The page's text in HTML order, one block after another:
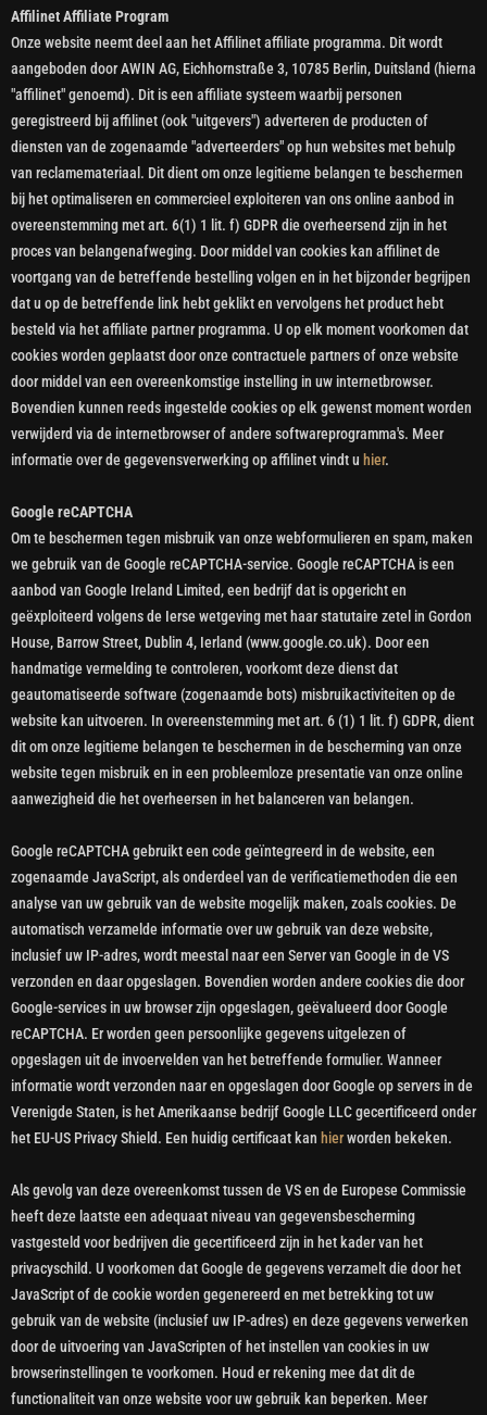
Affilinet Affiliate Program
Onze website neemt deel aan het Affilinet affiliate programma. Dit wordt
aangeboden door AWIN AG, Eichhornstraße 3, 10785 Berlin, Duitsland (hierna
"affilinet" genoemd). Dit is een affiliate systeem waarbij personen
geregistreerd bij affilinet (ook "uitgevers") adverteren de producten of
diensten van de zogenaamde "adverteerders" op hun websites met behulp
van reclamemateriaal. Dit dient om onze legitieme belangen te beschermen
bij het optimaliseren en commercieel exploiteren van ons online aanbod in
overeenstemming met art. 6(1) 1 lit. f) GDPR die overheersend zijn in het
proces van belangenafweging. Door middel van cookies kan affilinet de
voortgang van de betreffende bestelling volgen en in het bijzonder begrijpen
dat u op de betreffende link hebt geklikt en vervolgens het product hebt
besteld via het affiliate partner programma. U op elk moment voorkomen dat
cookies worden geplaatst door onze contractuele partners of onze website
door middel van een overeenkomstige instelling in uw internetbrowser.
Bovendien kunnen reeds ingestelde cookies op elk gewenst moment worden
verwijderd via de internetbrowser of andere softwareprogramma's. Meer
informatie over de gegevensverwerking op affilinet vindt u hier.
Google reCAPTCHA
Om te beschermen tegen misbruik van onze webformulieren en spam, maken
we gebruik van de Google reCAPTCHA-service. Google reCAPTCHA is een
aanbod van Google Ireland Limited, een bedrijf dat is opgericht en
geëxploiteerd volgens de Ierse wetgeving met haar statutaire zetel in Gordon
House, Barrow Street, Dublin 4, Ierland (www.google.co.uk). Door een
handmatige vermelding te controleren, voorkomt deze dienst dat
geautomatiseerde software (zogenaamde bots) misbruikactiviteiten op de
website kan uitvoeren. In overeenstemming met art. 6 (1) 1 lit. f) GDPR, dient
dit om onze legitieme belangen te beschermen in de bescherming van onze
website tegen misbruik en in een probleemloze presentatie van onze online
aanwezigheid die het overheersen in het balanceren van belangen.
Google reCAPTCHA gebruikt een code geïntegreerd in de website, een
zogenaamde JavaScript, als onderdeel van de verificatiemethoden die een
analyse van uw gebruik van de website mogelijk maken, zoals cookies. De
automatisch verzamelde informatie over uw gebruik van deze website,
inclusief uw IP-adres, wordt meestal naar een Server van Google in de VS
verzonden en daar opgeslagen. Bovendien worden andere cookies die door
Google-services in uw browser zijn opgeslagen, geëvalueerd door Google
reCAPTCHA. Er worden geen persoonlijke gegevens uitgelezen of
opgeslagen uit de invoervelden van het betreffende formulier. Wanneer
informatie wordt verzonden naar en opgeslagen door Google op servers in de
Verenigde Staten, is het Amerikaanse bedrijf Google LLC gecertificeerd onder
het EU-US Privacy Shield. Een huidig certificaat kan hierworden bekeken.
Als gevolg van deze overeenkomst tussen de VS en de Europese Commissie
heeft deze laatste een adequaat niveau van gegevensbescherming
vastgesteld voor bedrijven die gecertificeerd zijn in het kader van het
privacyschild. U voorkomen dat Google de gegevens verzamelt die door het
JavaScript of de cookie worden gegenereerd en met betrekking tot uw
gebruik van de website (inclusief uw IP-adres) en deze gegevens verwerken
door de uitvoering van JavaScripten of het instellen van cookies in uw
browserinstellingen te voorkomen. Houd er rekening mee dat dit de
functionaliteit van onze website voor uw gebruik kan beperken. Meer